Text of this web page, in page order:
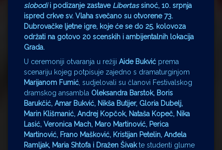
slobodii podizanje zastave Libertassinoć, 10. srpnja
ispred crkve sv. Vlaha svečano su otvorene 73.
Dubrovačke ljetne igre, koje će se do 25. kolovoza
održati na gotovo 20 scenskih i ambijentalnih lokacija
Grada.
U ceremoniji otvaranja u režiji Aide Bukvić prema
scenariju kojeg potpisuje zajedno s dramaturginjom
Marijanom Fumić, sudjelovali su članovi Festivalskog
dramskog ansambla Oleksandra Barstok, Boris
Barukčić, Amar Bukvić, Nikša Butijer, Gloria Dubelj,
Marin Klišmanić, Andrej Kopčok, Nataša Kopeč, Nika
Lasić, Veronica Mach, Maro Martinović, Perica
Martinović, Frano Mašković, Kristijan Petelin, Anđela
Ramljak, Maria Shtofa i Dražen Šivakte studenti glume